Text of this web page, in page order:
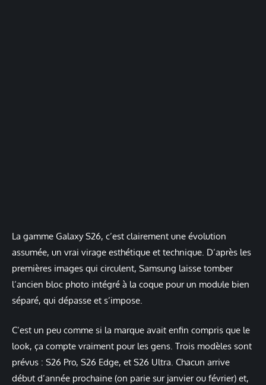
La gamme Galaxy S26, c’est clairement une évolution
assumée, un vrai virage esthétique et technique. D’après les
premières images qui circulent, Samsung laisse tomber
l’ancien bloc photo intégré à la coque pour un module bien
séparé, qui dépasse et s’impose.
C’est un peu comme si la marque avait enfin compris que le
look, ça compte vraiment pour les gens. Trois modèles sont
prévus : S26 Pro, S26 Edge, et S26 Ultra. Chacun arrive
début d’année prochaine (on parie sur janvier ou février) et,